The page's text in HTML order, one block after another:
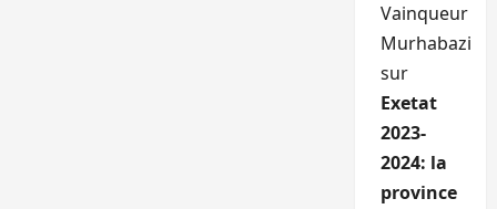
Vainqueur
Murhabazi
sur
Exetat
2023-
2024: la
province